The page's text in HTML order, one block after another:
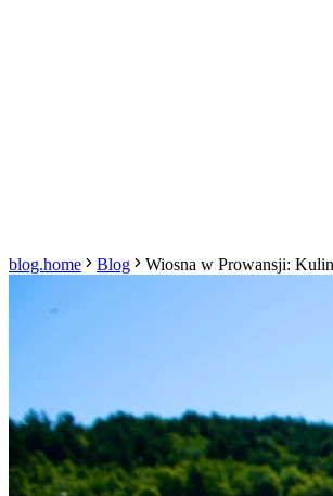
blog.home Blog Wiosna w Prowansji: